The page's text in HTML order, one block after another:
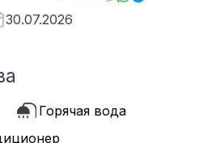
30.07.2026
Горячая вода